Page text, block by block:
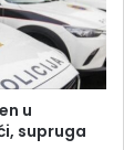
u
supruga